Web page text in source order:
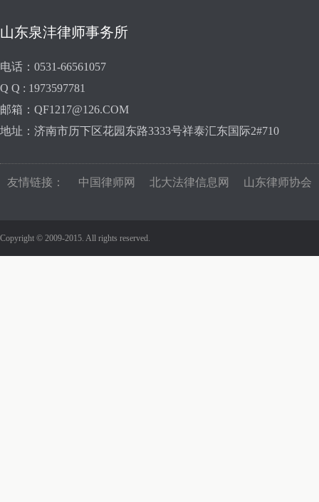
山东泉沣律师事务所
电话：0531-66561057
Q Q : 1973597781
邮箱：QF1217@126.COM
地址：济南市历下区花园东路3333号祥泰汇东国际2#710
友情链接： 中国律师网 北大法律信息网 山东律师协会
Copyright © 2009-2015. All rights reserved.